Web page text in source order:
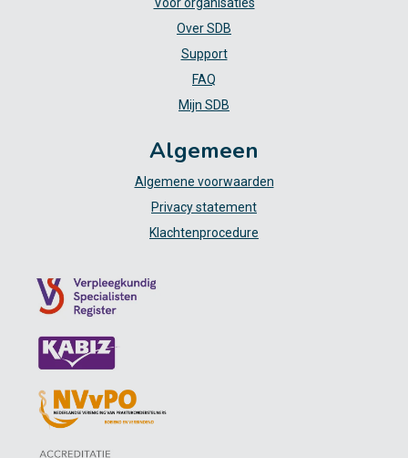
Voor organisaties
Over SDB
Support
FAQ
Mijn SDB
Algemeen
Algemene voorwaarden
Privacy statement
Klachtenprocedure